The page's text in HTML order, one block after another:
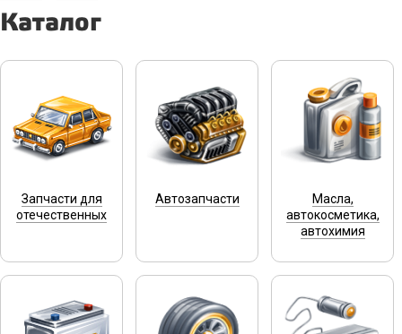
Каталог
Запчасти для
отечественных
Автозапчасти
Масла,
автокосметика,
автохимия